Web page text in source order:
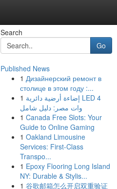
Search
Go
Published News
1 Дизайнерский ремонт в
столице в этом году :...
1 إضاءة أرضية دائرية LED 4
وات مصر: دليل شامل
1 Canada Free Slots: Your
Guide to Online Gaming
1 Oakland Limousine
Services: First-Class
Transpo...
1 Epoxy Flooring Long Island
NY: Durable & Stylis...
1 谷歌邮箱怎么开启双重验证